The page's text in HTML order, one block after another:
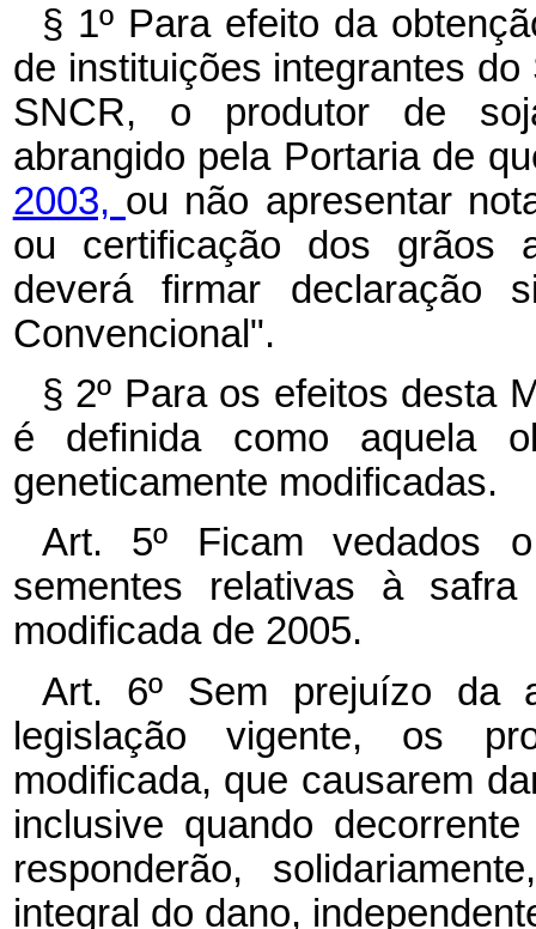
§ 1º Para efeito da
de instituições integrantes
SNCR, o produtor de
abrangido pela Portaria de
2003, ou não apresentar
ou certificação dos grãos
deverá firmar declaração
Convencional".
§ 2º Para os efeitos desta
é definida como aquela
geneticamente modificadas.
Art. 5º Ficam vedados
sementes relativas à
modificada de 2005.
Art. 6º Sem prejuízo da
legislação vigente, os
modificada, que causarem
inclusive quando
responderão,
integral do dano,